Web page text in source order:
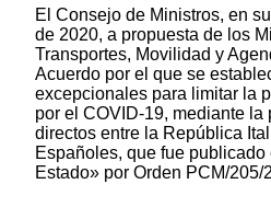
El Consejo de Ministros, en
de 2020, a propuesta de los
Transportes, Movilidad y
Acuerdo por el que se
excepcionales para limitar la
por el COVID-19, mediante
directos entre la República
Españoles, que fue
Estado» por Orden PCM/205/